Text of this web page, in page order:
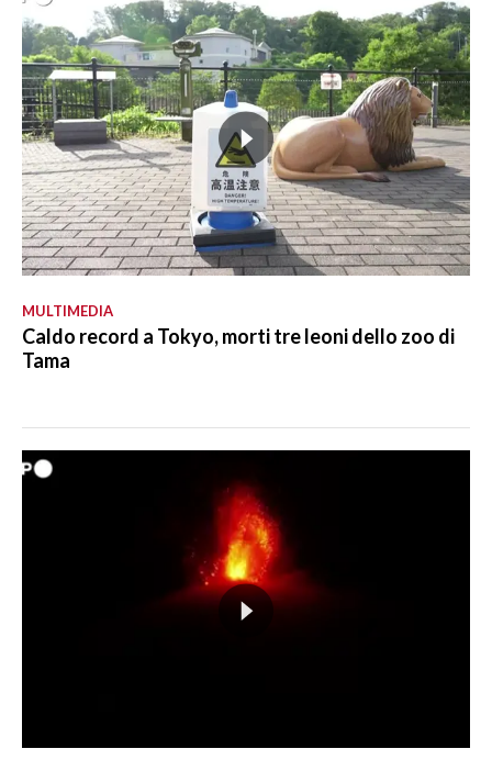
MULTIMEDIA
Caldo record a Tokyo, morti tre leoni dello zoo di
Tama